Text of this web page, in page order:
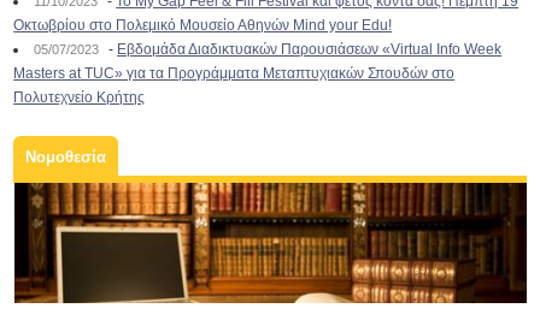
Οκτωβρίου στο Πολεμικό Μουσείο Αθηνών Mind your Edu!
05/07/2023 - Εβδομάδα Διαδικτυακών Παρουσιάσεων «Virtual Info Week
Masters at TUC» για τα Προγράμματα Μεταπτυχιακών Σπουδών στο
Πολυτεχνείο Κρήτης
Νομοθεσία